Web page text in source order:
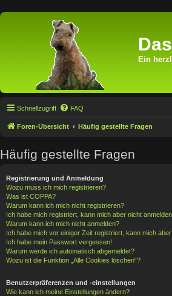
Ein
Schnellzugriff FAQ
Foren-Übersicht Häufig gestellte Fragen
Häufig gestellte Fragen
Registrierung und Anmeldung
Wozu muss ich mich registrieren?
Was ist COPPA?
Warum kann ich mich nicht registrieren?
Ich habe mich registriert, kann mich aber nicht
Warum kann ich mich nicht anmelden?
Ich habe mich vor einiger Zeit registriert, kann mich
Ich habe mein Passwort vergessen!
Warum werde ich automatisch abgemeldet?
Wozu ist die Funktion „Alle Cookies löschen“?
Benutzerpräferenzen und -einstellungen
Wie kann ich meine Einstellungen ändern?